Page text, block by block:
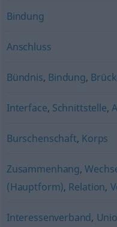
Bindung
Anschluss
Bündnis, Bindung,
Interface, Schnittstelle,
Burschenschaft, Korps
Zusammenhang,
(Hauptform), Relation,
Interessenverband,